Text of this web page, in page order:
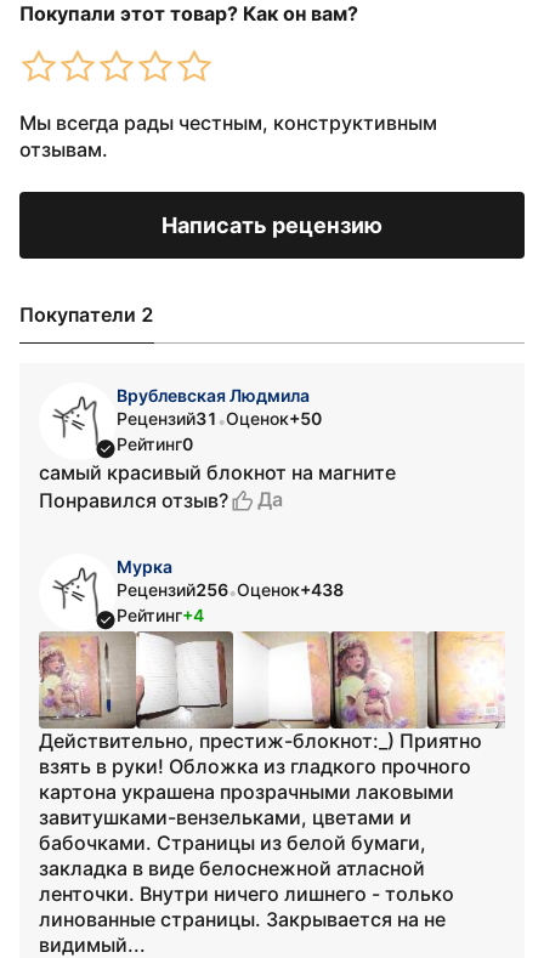
Покупали этот товар? Как он вам?
Мы всегда рады честным, конструктивным
отзывам.
Написать рецензию
Покупатели 2
Врублевская Людмила
Рецензий31 •Оценок+50
Рейтинг0
самый красивый блокнот на магните
Понравился отзыв?
Да
Мурка
Рецензий256•Оценок+438
Рейтинг+4
Действительно, престиж-блокнот:_) Приятно
взять в руки! Обложка из гладкого прочного
картона украшена прозрачными лаковыми
завитушками-вензельками, цветами и
бабочками. Страницы из белой бумаги,
закладка в виде белоснежной атласной
ленточки. Внутри ничего лишнего - только
линованные страницы. Закрывается на не
видимый...